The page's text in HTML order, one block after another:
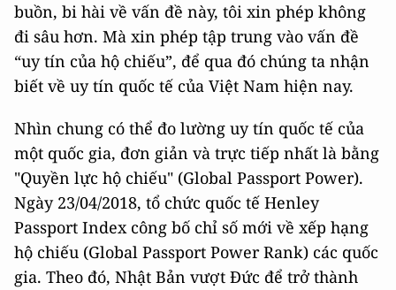
buồn, bi hài về vấn đề này, tôi xin phép không
đi sâu hơn. Mà xin phép tập trung vào vấn đề
“uy tín của hộ chiếu”, để qua đó chúng ta nhận
biết về uy tín quốc tế của Việt Nam hiện nay.
Nhìn chung có thể đo lường uy tín quốc tế của
một quốc gia, đơn giản và trực tiếp nhất là bằng
"Quyền lực hộ chiếu" (Global Passport Power).
Ngày 23/04/2018, tổ chức quốc tế Henley
Passport Index công bố chỉ số mới về xếp hạng
hộ chiếu (Global Passport Power Rank) các quốc
gia. Theo đó, Nhật Bản vượt Đức để trở thành